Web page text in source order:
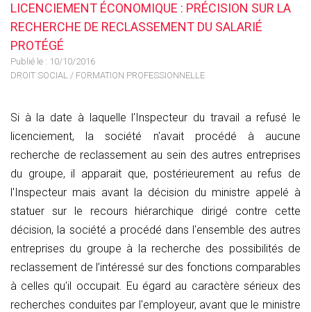
LICENCIEMENT ÉCONOMIQUE : PRÉCISION SUR LA
RECHERCHE DE RECLASSEMENT DU SALARIÉ
PROTÉGÉ
Publié le : 10/10/2016
DROIT SOCIAL / FORMATION PROFESSIONNELLE
Si à la date à laquelle l'Inspecteur du travail a refusé le
licenciement, la société n'avait procédé à aucune
recherche de reclassement au sein des autres entreprises
du groupe, il apparait que, postérieurement au refus de
l'Inspecteur mais avant la décision du ministre appelé à
statuer sur le recours hiérarchique dirigé contre cette
décision, la société a procédé dans l'ensemble des autres
entreprises du groupe à la recherche des possibilités de
reclassement de l’intéressé sur des fonctions comparables
à celles qu'il occupait. Eu égard au caractère sérieux des
recherches conduites par l'employeur, avant que le ministre